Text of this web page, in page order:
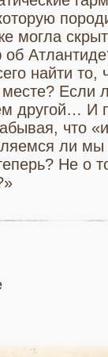
могла
найти то,
Если
другой… И
что
ли мы
Не о